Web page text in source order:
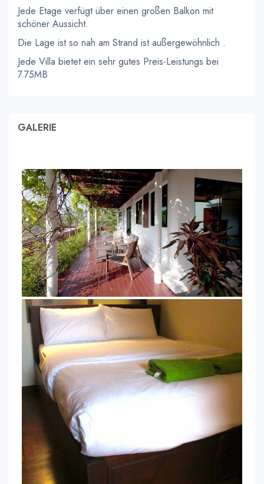
Jede Etage verfügt über einen großen Balkon mit
schöner Aussicht.
Die Lage ist so nah am Strand ist außergewöhnlich .
Jede Villa bietet ein sehr gutes Preis-Leistungs bei
7.75MB
GALERIE